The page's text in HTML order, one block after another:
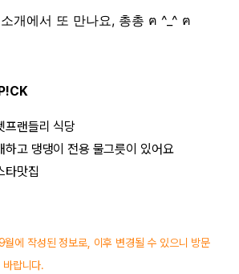
개에서 또 만나요, 총총 ฅ ^_^ ฅ
는 찐펫프랜들리 식당
하고 댕댕이 전용 물그릇이 있어요
타맛집
에 작성된 정보로, 이후 변경될 수 있으니 방문
랍니다.